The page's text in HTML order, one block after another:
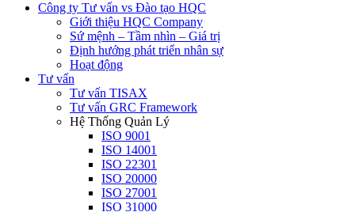
Công ty Tư vấn vs Đào tạo HQC
Giới thiệu HQC Company
Sứ mệnh – Tầm nhìn – Giá trị
Định hướng phát triển nhân sự
Hoạt động
Tư vấn
Tư vấn TISAX
Tư vấn GRC Framework
Hệ Thống Quản Lý
ISO 9001
ISO 14001
ISO 22301
ISO 20000
ISO 27001
ISO 31000